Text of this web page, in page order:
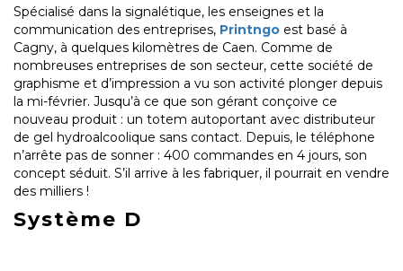
Spécialisé dans la signalétique, les enseignes et la
communication des entreprises, Printngo est basé à
Cagny, à quelques kilomètres de Caen. Comme de
nombreuses entreprises de son secteur, cette société de
graphisme et d’impression a vu son activité plonger depuis
la mi-février. Jusqu’à ce que son gérant conçoive ce
nouveau produit : un totem autoportant avec distributeur
de gel hydroalcoolique sans contact. Depuis, le téléphone
n’arrête pas de sonner : 400 commandes en 4 jours, son
concept séduit. S’il arrive à les fabriquer, il pourrait en vendre
des milliers !
Système D